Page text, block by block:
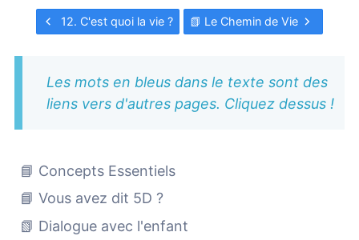
12. C'est quoi la vie ? 📗 Le Chemin de Vie
Les mots en bleus dans le texte sont des
liens vers d'autres pages. Cliquez dessus !
📘 Concepts Essentiels
📘 Vous avez dit 5D ?
📗 Dialogue avec l'enfant